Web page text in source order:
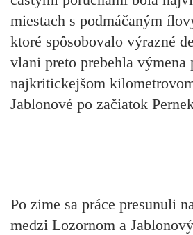
miestach s podmáčaným
ktoré spôsobovalo výrazné
vlani preto prebehla výmena
najkritickejšom
Jablonové po začiatok
Po zime sa práce presunuli
medzi Lozornom a